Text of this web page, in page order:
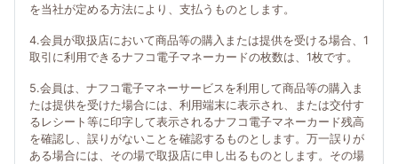
を当社が定める方法により、支払うものとします。
4.会員が取扱店において商品等の購入または提供を受ける場合、1
取引に利用できるナフコ電子マネーカードの枚数は、1枚です。
5.会員は、ナフコ電子マネーサービスを利用して商品等の購入ま
たは提供を受けた場合には、利用端末に表示され、または交付す
るレシート等に印字して表示されるナフコ電子マネーカード残高
を確認し、誤りがないことを確認するものとします。万一誤りが
ある場合には、その場で取扱店に申し出るものとします。その場